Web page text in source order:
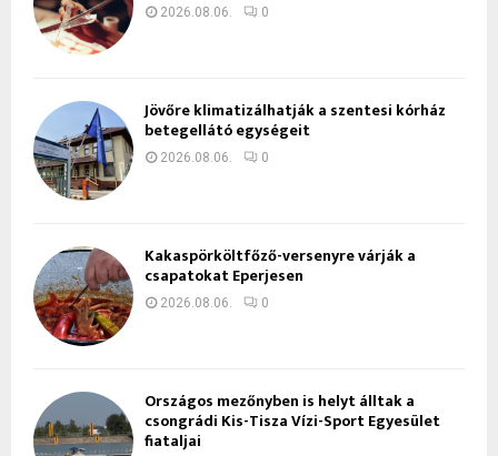
2026.08.06. 0
Jövőre klimatizálhatják a szentesi kórház
betegellátó egységeit
2026.08.06. 0
Kakaspörköltfőző-versenyre várják a
csapatokat Eperjesen
2026.08.06. 0
Országos mezőnyben is helyt álltak a
csongrádi Kis-Tisza Vízi-Sport Egyesület
fiataljai